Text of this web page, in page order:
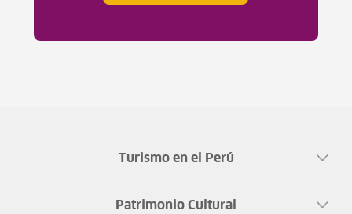
Turismo en el Perú
Patrimonio Cultural